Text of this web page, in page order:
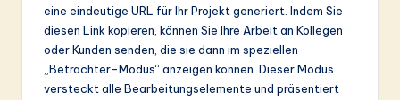
eine eindeutige URL für Ihr Projekt generiert. Indem Sie
diesen Link kopieren, können Sie Ihre Arbeit an Kollegen
oder Kunden senden, die sie dann im speziellen
„Betrachter-Modus“ anzeigen können. Dieser Modus
versteckt alle Bearbeitungselemente und präsentiert